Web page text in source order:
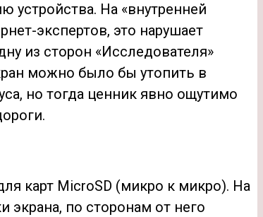
На «внутренней
экспертов, это нарушает
из сторон «Исследователя»
можно было бы утопить в
но тогда ценник явно ощутимо
карт MicroSD (микро к микро). На
экрана, по сторонам от него